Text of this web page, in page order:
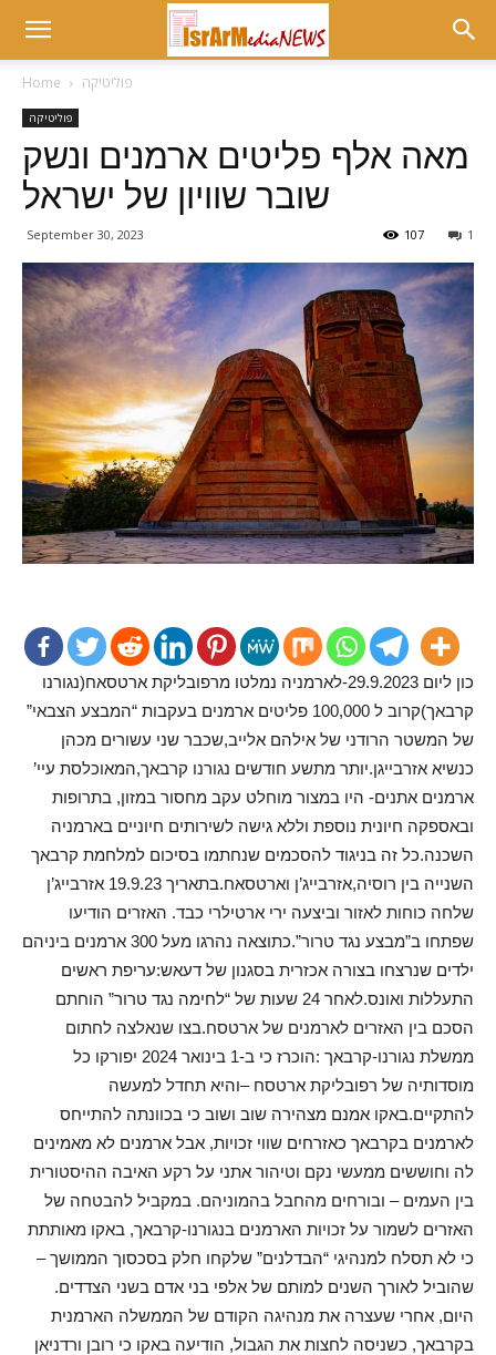
Home פוליטיקה
פוליטיקה
מאה אלף פליטים ארמנים ונשק
שובר שוויון של ישראל
September 30, 2023 1
107
כון ליום 29.9.2023-לארמניה נמלטו מרפובליקת ארטסאח(נגורנו
קרבאך)קרוב ל 100,000 פליטים ארמנים בעקבות “המבצע הצבאי”
של המשטר הרודני של אילהם אלייב,שכבר שני עשורים מכהן
כנשיא אזרבייגן.יותר מתשע חודשים נגורנו קרבאך,המאוכלסת עיי’
ארמנים אתנים- היו במצור מוחלט עקב מחסור במזון, בתרופות
ובאספקה חיונית נוספת וללא גישה לשירותים חיוניים בארמניה
השכנה.כל זה בניגוד להסכמים שנחתמו בסיכום למלחמת קרבאך
השנייה בין רוסיה,אזרבייג’ן וארטסאח.בתאריך 19.9.23 אזרבייג’ן
שלחה כוחות לאזור וביצעה ירי ארטילרי כבד. האזרים הודיעו
שפתחו ב”מבצע נגד טרור”.כתוצאה נהרגו מעל 300 ארמנים ביניהם
ילדים שנרצחו בצורה אכזרית בסגנון של דעאש:עריפת ראשים
התעללות ואונס.לאחר 24 שעות של “לחימה נגד טרור” הוחתם
הסכם בין האזרים לארמנים של ארטסח.בצו שנאלצה לחתום
ממשלת נגורנו-קרבאך :הוכרז כי ב-1 בינואר 2024 יפורקו כל
מוסדותיה של רפובליקת ארטסח –והיא תחדל למעשה
להתקיים.באקו אמנם מצהירה שוב ושוב כי בכוונתה להתייחס
לארמנים בקרבאך כאזרחים שווי זכויות, אבל ארמנים לא מאמינים
לה וחוששים ממעשי נקם וטיהור אתני על רקע האיבה ההיסטורית
בין העמים – ובורחים מהחבל בהמוניהם. במקביל להבטחה של
האזרים לשמור על זכויות הארמנים בנגורנו-קרבאך, באקו מאותתת
כי לא תסלח למנהיגי “הבדלנים” שלקחו חלק בסכסוך הממושך –
שהוביל לאורך השנים למותם של אלפי בני אדם בשני הצדדים.
היום, אחרי שעצרה את מנהיגה הקודם של הממשלה הארמנית
בקרבאך, כשניסה לחצות את הגבול, הודיעה באקו כי רובן ורדניאן